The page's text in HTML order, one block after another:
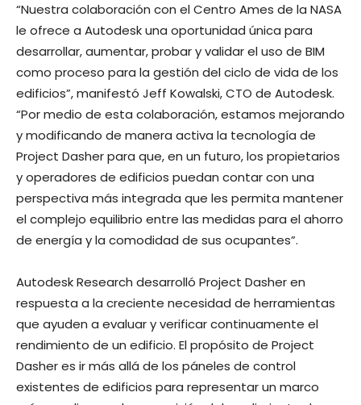
“Nuestra colaboración con el Centro Ames de la NASA
le ofrece a Autodesk una oportunidad única para
desarrollar, aumentar, probar y validar el uso de BIM
como proceso para la gestión del ciclo de vida de los
edificios”, manifestó Jeff Kowalski, CTO de Autodesk.
“Por medio de esta colaboración, estamos mejorando
y modificando de manera activa la tecnología de
Project Dasher para que, en un futuro, los propietarios
y operadores de edificios puedan contar con una
perspectiva más integrada que les permita mantener
el complejo equilibrio entre las medidas para el ahorro
de energía y la comodidad de sus ocupantes”.
Autodesk Research desarrolló Project Dasher en
respuesta a la creciente necesidad de herramientas
que ayuden a evaluar y verificar continuamente el
rendimiento de un edificio. El propósito de Project
Dasher es ir más allá de los páneles de control
existentes de edificios para representar un marco